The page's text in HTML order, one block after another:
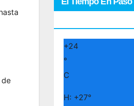
+24
°
C
H: +27°